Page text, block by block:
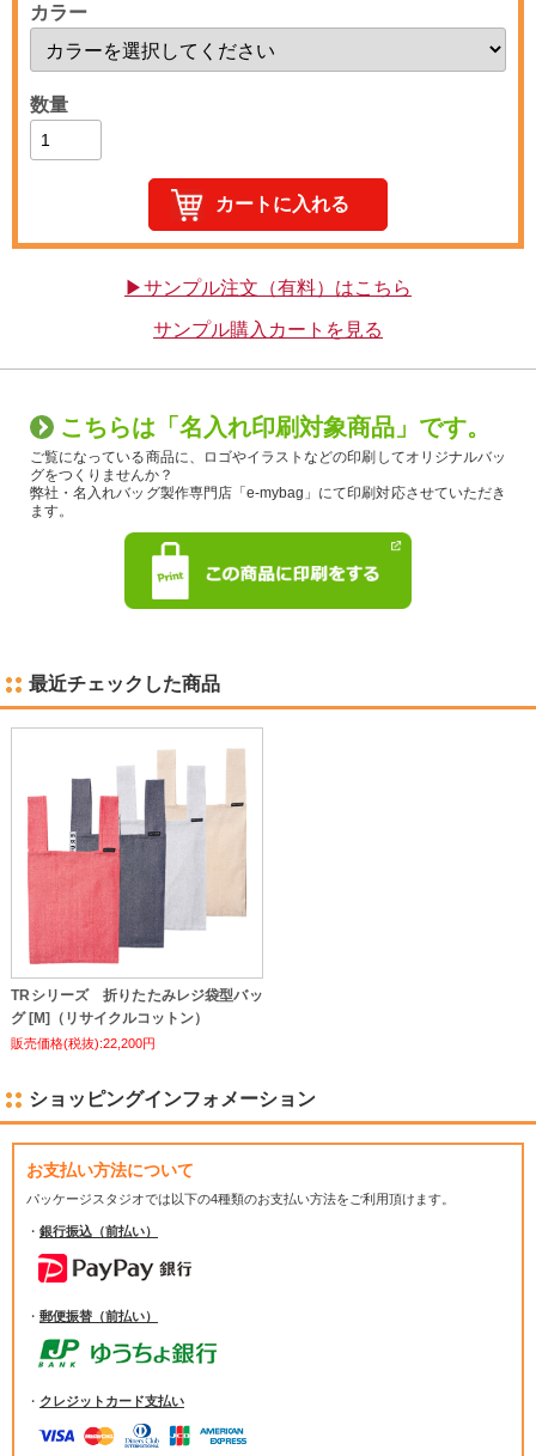
カラー
数量
▶サンプル注文（有料）はこちら
サンプル購入カートを見る
こちらは「名入れ印刷対象商品」です。
ご覧になっている商品に、ロゴやイラストなどの印刷してオリジナルバッ
グをつくりませんか？
弊社・名入れバッグ製作専門店「e-mybag」にて印刷対応させていただき
ます。
最近チェックした商品
TRシリーズ 折りたたみレジ袋型バッ
グ [M]（リサイクルコットン）
販売価格(税抜):22,200円
ショッピングインフォメーション
お支払い方法について
パッケージスタジオでは以下の4種類のお支払い方法をご利用頂けます。
・ 銀行振込（前払い）
・ 郵便振替（前払い）
・ クレジットカード支払い